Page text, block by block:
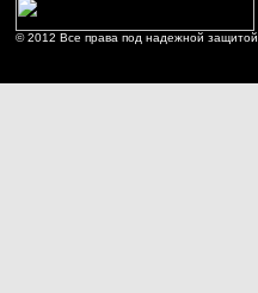
© 2012 Все права под надежной защитой.